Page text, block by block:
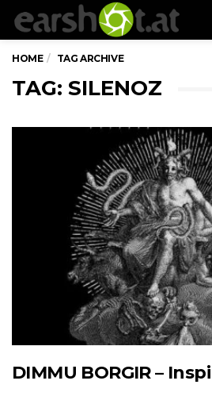
HOME TAG ARCHIVE
TAG: SILENOZ
DIMMU BORGIR –